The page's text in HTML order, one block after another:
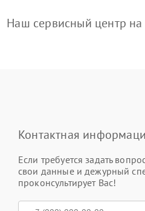
Наш сервисный центр
Контактная
Если требуется задать
свои данные и дежурный
проконсультирует Вас!